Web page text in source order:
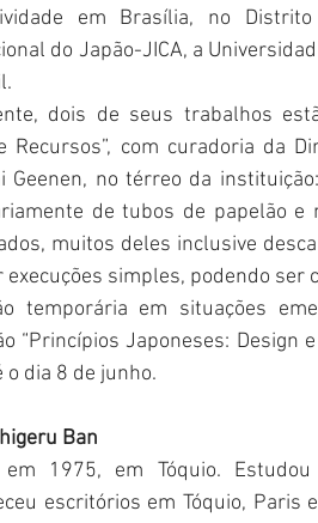
em Brasília, no Distrito
do Japão-JICA, a
dois de seus trabalhos
Recursos”, com curadoria da
Geenen, no térreo da
de tubos de papelão
muitos deles inclusive
execuções simples, podendo
temporária em situações
“Princípios Japoneses:
o dia 8 de junho.
Ban
em 1975, em Tóquio.
escritórios em Tóquio, Paris